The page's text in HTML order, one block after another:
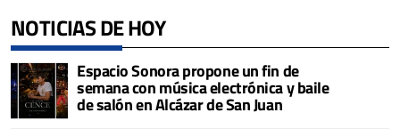
NOTICIAS DE HOY
Espacio Sonora propone un fin de
semana con música electrónica y baile
de salón en Alcázar de San Juan